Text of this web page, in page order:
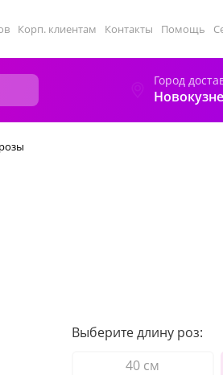
Корп. клиентам Контакты Помощь
Город
Выберите длину роз:
40 см